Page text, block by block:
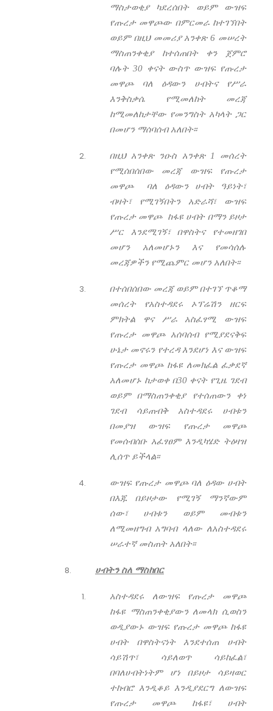
ማስታወቂያ ካደረሰበት ወይም ውዝፍ
የጡረታ መዋጮው በምርመራ ከተገኘበት
ወይም በዚህ መመሪያ አንቀጽ 6 መሠረት
ማስጠንቀቂያ ከተሰጠበት ቀን ጀምሮ
ባሉት 30 ቀናት ውስጥ ውዝፍ የጡረታ
መዋጮ ባለ ዕዳውን ሀብትና የሥራ
እንቅስቃሴ የሚመለከት መረጃ
ከሚመለከታቸው የመንግስት አካላት ጋር
በመሆን ማሰባሰብ አለበት፡፡
በዚህ አንቀጽ ንዑስ አንቀጽ 1 መሰረት
የሚሰበሰበው መረጃ ውዝፍ የጡረታ
መዋጮ ባለ ዕዳውን ሀብት ዓይነት፣
ብዛት፣ የሚገኝበትን አድራሻ፣ ውዝፍ
የጡረታ መዋጮ ከፋዩ ሀብት በማን ይዞታ
ሥር እንደሚገኝ፣ በዋስትና የተመዘገበ
መሆን አለመሆኑን እና የመሳሰሉ
መረጃዎችን የሚጨምር መሆን አለበት፡፡
በተሰበሰበው መረጃ ወይም በተገኘ ጥቆማ
መሰረት የአስተዳደሩ ኦፕሬሽን ዘርፍ
ምክትል ዋና ሥራ አስፈፃሚ ውዝፍ
የጡረታ መዋጮ አሰባሰብ የሚያደናቅፍ
ሁኔታ መኖሩን የተረዳ እንደሆነ እና ውዝፍ
የጡረታ መዋጮ ከፋዩ ለመክፈል ፈቃደኛ
አለመሆኑ ከታወቀ በ30 ቀናት የጊዜ ገደብ
ወይም በማስጠንቀቂያ የተሰጠውን ቀነ
ገደብ ሳይጠብቅ አስተዳደሩ ሀብቱን
በመያዝ ውዝፍ የጡረታ መዋጮ
የመሰብሰቡ አፈፃፀም እንዲካሄድ ትዕዛዝ
ሊሰጥ ይችላል፡፡
ውዝፍ የጡረታ መዋጮ ባለ ዕዳው ሀብት
በእጁ በይዞታው የሚገኝ ማንኛውም
ሰው፣ ሀብቱን ወይም መብቱን
ለሚመዘግብ አግባብ ላለው ለአስተዳደሩ
ሠራተኛ መስጠት አለበት፡፡
ሀብትን ስለ ማስከበር
አስተዳደሩ ለውዝፍ የጡረታ መዋጮ
ከፋዩ ማስጠንቀቂያውን ለመላክ ሲወስን
ወዲያውኑ ውዝፍ የጡረታ መዋጮ ከፋዩ
ሀብት በዋስትናነት እንደተሰጠ ሀብት
ሳይሽጥ፣ ሳይለወጥ ሳይከፈል፣
በባለሀብትነትም ሆነ በይዞታ ሳይዛወር
ተከብሮ እንዲቆይ እንዲያደርግ ለውዝፍ
የጡረታ መዋጮ ከፋዩ፣ ሀብት